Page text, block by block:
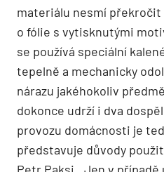
materiálu nesmí překročit
o fólie s vytisknutými
se používá speciální
tepelně a mechanicky
nárazu jakéhokoliv
dokonce udrží i dva
provozu domácnosti je
představuje důvody